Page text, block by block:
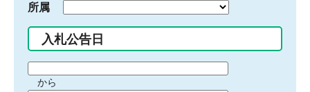
所属
入札公告日
間から